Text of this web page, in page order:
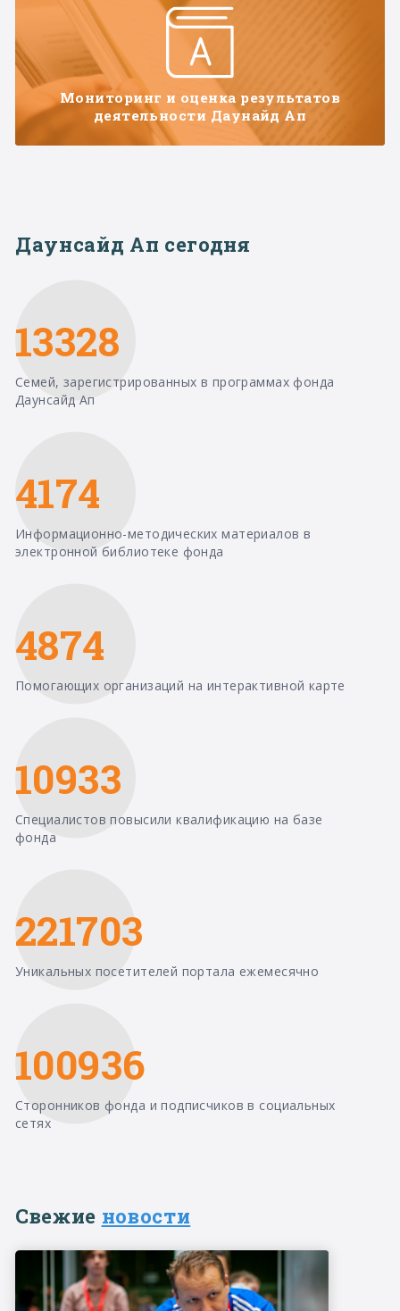
Мониторинг и оценка результатов
деятельности Даунайд Ап
Даунсайд Ап сегодня
13328
Семей, зарегистрированных в программах фонда
Даунсайд Ап
4174
Информационно-методических материалов в
электронной библиотеке фонда
4874
Помогающих организаций на интерактивной карте
10933
Специалистов повысили квалификацию на базе
фонда
221703
Уникальных посетителей портала ежемесячно
100936
Сторонников фонда и подписчиков в социальных
сетях
Свежие новости